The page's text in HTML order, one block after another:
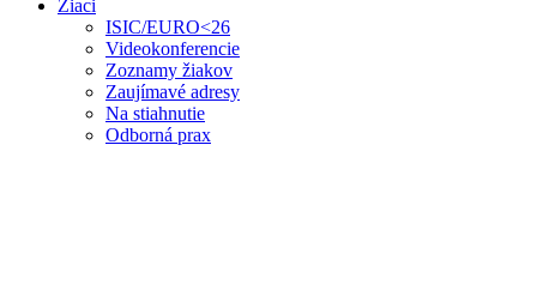
Žiaci
ISIC/EURO<26
Videokonferencie
Zoznamy žiakov
Zaujímavé adresy
Na stiahnutie
Odborná prax